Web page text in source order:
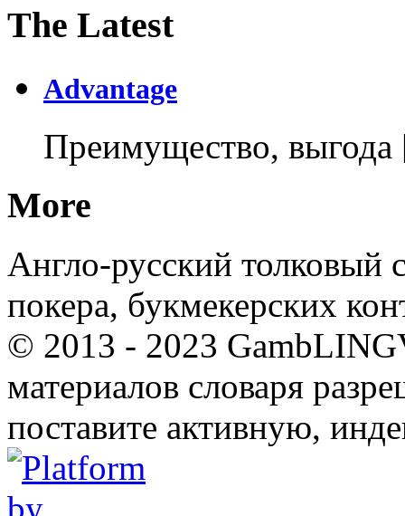
The Latest
Advantage
Преимущество,
More
Англо-русский толковый
покера, букмекерских
© 2013 - 2023
материалов словаря
поставите активную,